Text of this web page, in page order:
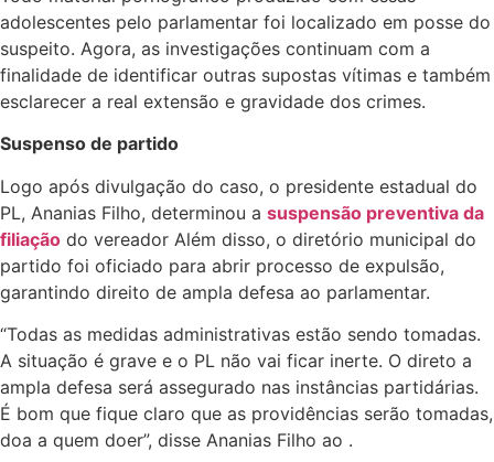
adolescentes pelo parlamentar foi localizado em posse do
suspeito. Agora, as investigações continuam com a
finalidade de identificar outras supostas vítimas e também
esclarecer a real extensão e gravidade dos crimes.
Suspenso de partido
Logo após divulgação do caso, o presidente estadual do
PL, Ananias Filho, determinou a suspensão preventiva da
filiação do vereador Além disso, o diretório municipal do
partido foi oficiado para abrir processo de expulsão,
garantindo direito de ampla defesa ao parlamentar.
“Todas as medidas administrativas estão sendo tomadas.
A situação é grave e o PL não vai ficar inerte. O direto a
ampla defesa será assegurado nas instâncias partidárias.
É bom que fique claro que as providências serão tomadas,
doa a quem doer”, disse Ananias Filho ao .